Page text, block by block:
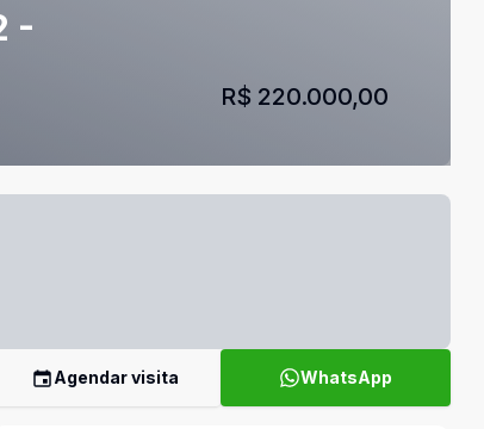
-
R$ 220.000,00
Agendar visita WhatsApp